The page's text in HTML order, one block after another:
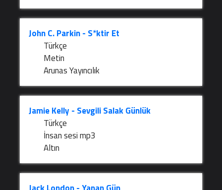
John C. Parkin - S*ktir Et
Türkçe
Metin
Arunas Yayıncılık
Jamie Kelly - Sevgili Salak Günlük
Türkçe
İnsan sesi mp3
Altın